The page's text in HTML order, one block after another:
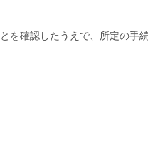
を確認したうえで、所定の手